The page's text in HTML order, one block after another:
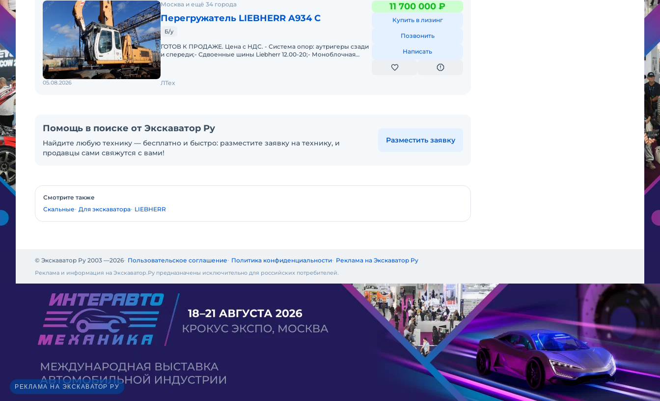
Москва и ещё 34 города
Перегружатель LIEBHERR A934 C
Б/у
ГОТОВ К ПРОДАЖЕ. Цена с НДС. - Система опор: аутригеры сзади
и спереди;- Сдвоенные шины Liebherr 12.00-20;- Моноблочная
11 700 000 ₽
Купить в лизинг
Позвонить
Написать
05.08.2026 ЛТех
Помощь в поиске от Экскаватор Ру
Найдите любую технику — бесплатно и быстро: разместите заявку на технику, и
продавцы сами свяжутся с вами!
Разместить заявку
Смотрите также
Скальные Для экскаватора LIEBHERR
© Экскаватор Ру 2003 —2026 Пользовательское соглашение Политика конфиденциальности Реклама на Экскаватор Ру
Реклама и информация на Экскаватор.Ру предназначены исключительно для российских потребителей.